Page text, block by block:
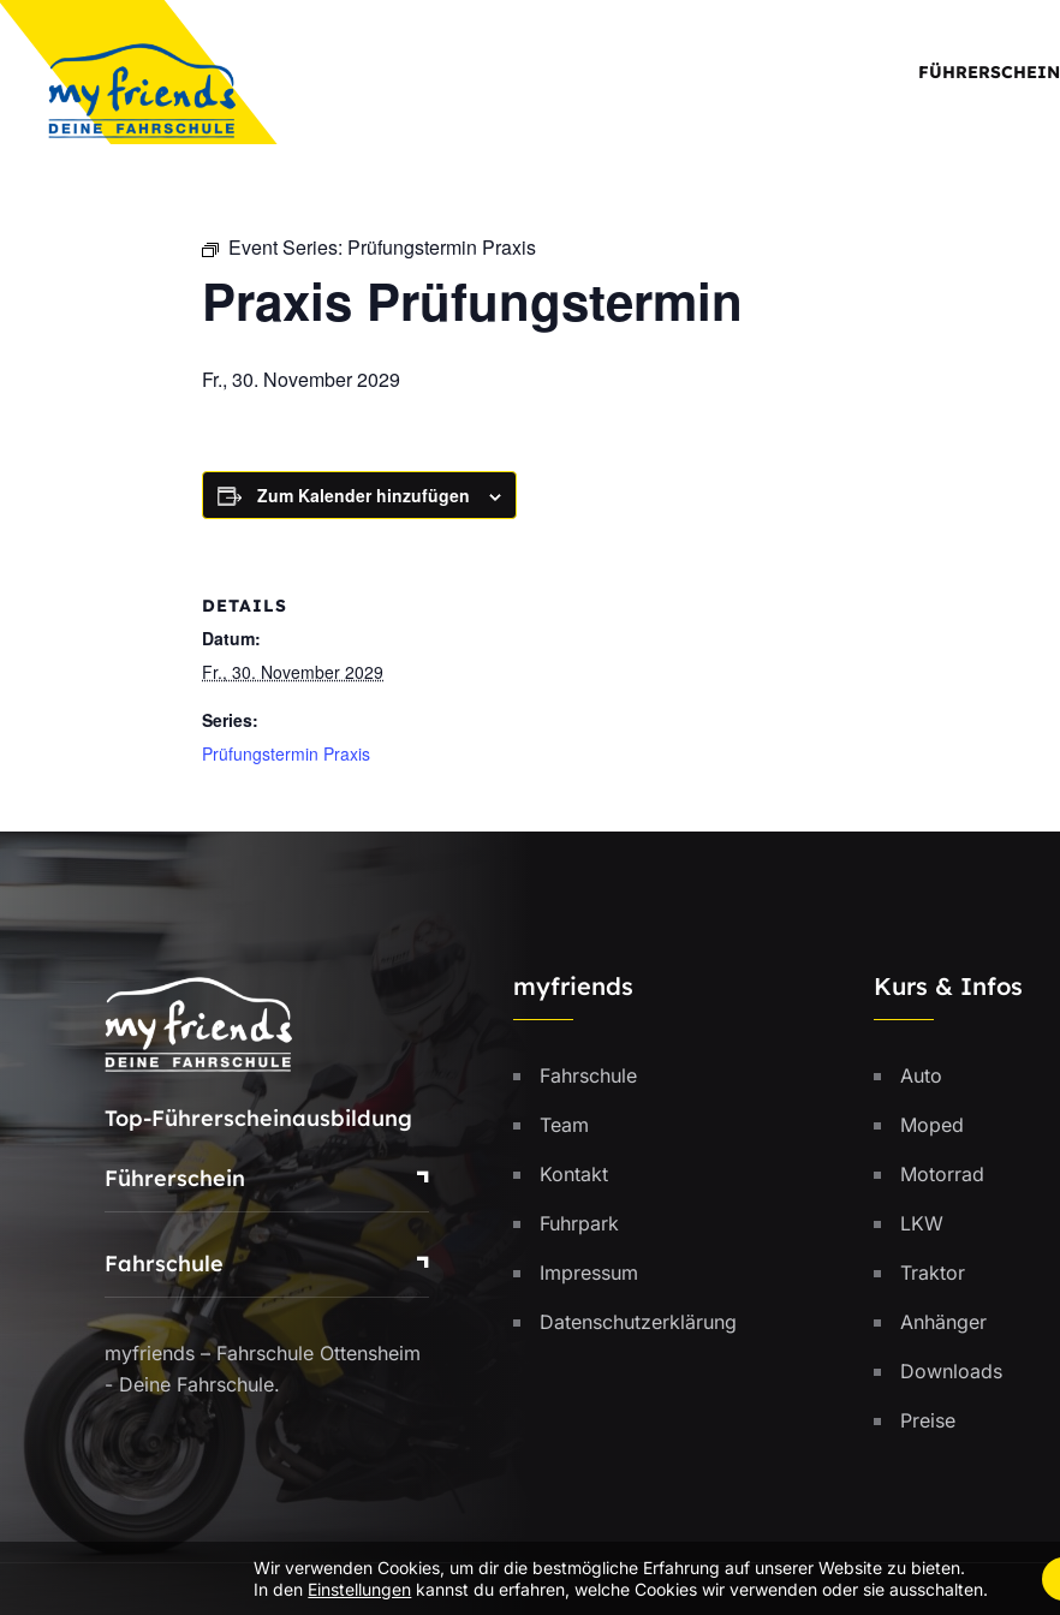
FÜHRERSCHEIN
Event Series: Prüfungstermin Praxis
Praxis Prüfungstermin
Fr., 30. November 2029
Zum Kalender hinzufügen
DETAILS
Datum:
Fr., 30. November 2029
Series:
Prüfungstermin Praxis
Top-Führerscheinausbildung
Führerschein
Fahrschule
myfriends – Fahrschule Ottensheim
- Deine Fahrschule.
myfriends
Fahrschule
Team
Kontakt
Fuhrpark
Impressum
Datenschutzerklärung
Kurs & Infos
Auto
Moped
Motorrad
LKW
Traktor
Anhänger
Downloads
Preise
Wir verwenden Cookies, um dir die bestmögliche Erfahrung auf unserer Website zu bieten.
In den Einstellungen kannst du erfahren, welche Cookies wir verwenden oder sie ausschalten.